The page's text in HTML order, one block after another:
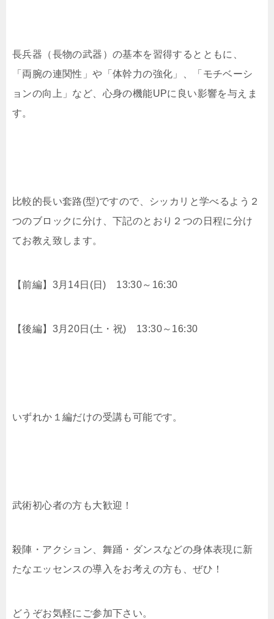
長兵器（長物の武器）の基本を習得するとともに、
「両腕の連関性」や「体幹力の強化」、「モチベーシ
ョンの向上」など、心身の機能UPに良い影響を与えま
す。
比較的長い套路(型)ですので、シッカリと学べるよう２
つのブロックに分け、下記のとおり２つの日程に分け
てお教え致します。
【前編】3月14日(日) 13:30～16:30
【後編】3月20日(土・祝) 13:30～16:30
いずれか１編だけの受講も可能です。
武術初心者の方も大歓迎！
殺陣・アクション、舞踊・ダンスなどの身体表現に新
たなエッセンスの導入をお考えの方も、ぜひ！
どうぞお気軽にご参加下さい。